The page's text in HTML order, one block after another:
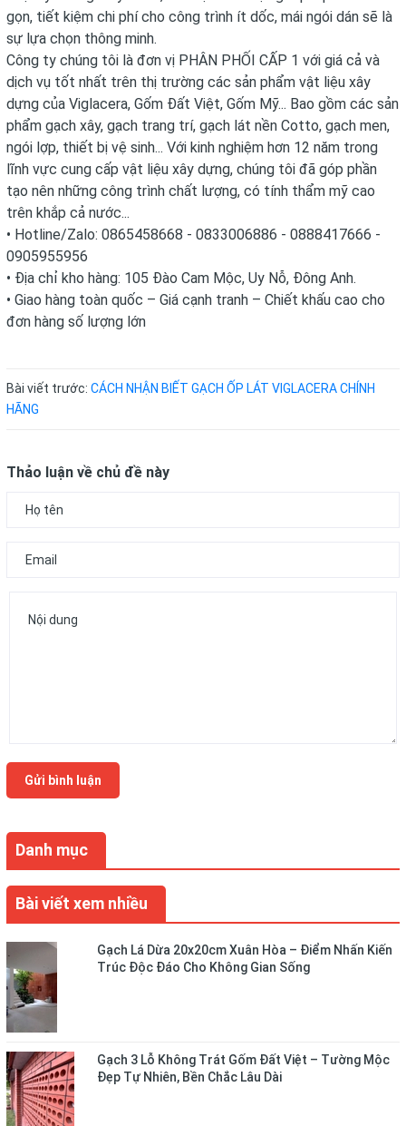
Danh mục
Bài viết xem nhiều
Gạch Lá Dừa 20x20cm Xuân Hòa – Điểm Nhấn Kiến
Trúc Độc Đáo Cho Không Gian Sống
Gạch 3 Lỗ Không Trát Gốm Đất Việt – Tường Mộc
Đẹp Tự Nhiên, Bền Chắc Lâu Dài
gọn, tiết kiệm chi phí cho công trình ít dốc, mái ngói dán sẽ là
sự lựa chọn thông minh.
Công ty chúng tôi là đơn vị PHÂN PHỐI CẤP 1 với giá cả và
dịch vụ tốt nhất trên thị trường các sản phẩm vật liệu xây
dựng của Viglacera, Gốm Đất Việt, Gốm Mỹ... Bao gồm các sản
phẩm gạch xây, gạch trang trí, gạch lát nền Cotto, gạch men,
ngói lợp, thiết bị vệ sinh... Với kinh nghiệm hơn 12 năm trong
lĩnh vực cung cấp vật liệu xây dựng, chúng tôi đã góp phần
tạo nên những công trình chất lượng, có tính thẩm mỹ cao
trên khắp cả nước...
• Hotline/Zalo: 0865458668 - 0833006886 - 0888417666 -
0905955956
• Địa chỉ kho hàng: 105 Đào Cam Mộc, Uy Nỗ, Đông Anh.
• Giao hàng toàn quốc – Giá cạnh tranh – Chiết khấu cao cho
đơn hàng số lượng lớn
Bài viết trước: CÁCH NHẬN BIẾT GẠCH ỐP LÁT VIGLACERA CHÍNH
HÃNG
Thảo luận về chủ đề này
Gửi bình luận